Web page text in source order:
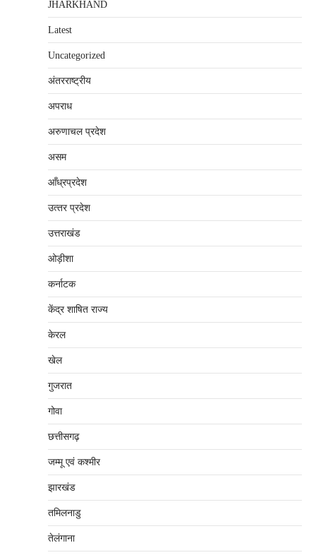
JHARKHAND
Latest
Uncategorized
अंतरराष्‍ट्रीय
अपराध
अरुणाचल प्रदेश
असम
आँध्रप्रदेश
उत्‍तर प्रदेश
उत्तराखंड
ओड़ीशा
कर्नाटक
केंद्र शाषित राज्य
केरल
खेल
गुजरात
गोवा
छत्तीसगढ़
जम्‍मू एवं कश्‍मीर
झारखंड
तमिलनाडु
तेलंगाना